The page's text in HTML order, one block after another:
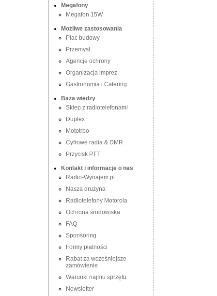
Megafony
Megafon 15W
Możliwe zastosowania
Plac budowy
Przemysł
Agencje ochrony
Organizacja imprez
Gastronomia i Catering
Baza wiedzy
Sklep z radiotelefonami
Duplex
Mototrbo
Cyfrowe radia & DMR
Przycisk PTT
Kontakt i informacje o nas
Radio-Wynajem.pl
Nasza drużyna
Radiotelefony Motorola
Ochrona środowiska
FAQ
Sponsoring
Formy płatności
Rabat za wcześniejsze
zamówienie
Warunki najmu sprzętu
Newsletter